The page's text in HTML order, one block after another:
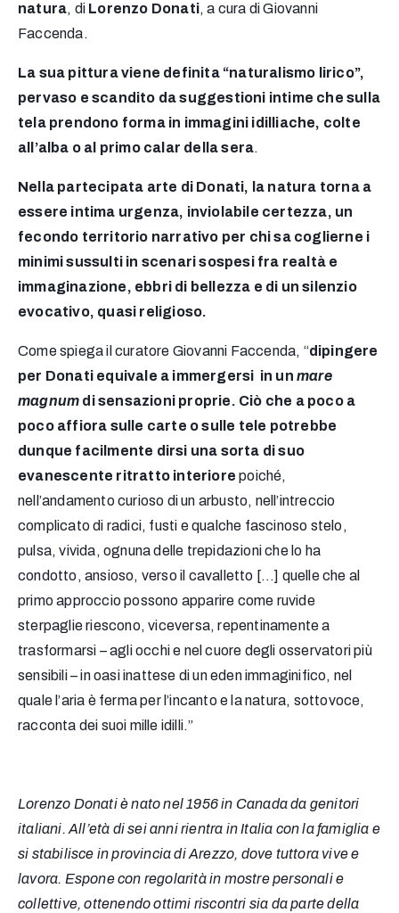
natura, di Lorenzo Donati, a cura di Giovanni
Faccenda.
La sua pittura viene definita “naturalismo lirico”,
pervaso e scandito da suggestioni intime che sulla
tela prendono forma in immagini idilliache, colte
all’alba o al primo calar della sera.
Nella partecipata arte di Donati, la natura torna a
essere intima urgenza, inviolabile certezza, un
fecondo territorio narrativo per chi sa coglierne i
minimi sussulti in scenari sospesi fra realtà e
immaginazione, ebbri di bellezza e di un silenzio
evocativo, quasi religioso.
Come spiega il curatore Giovanni Faccenda, “dipingere
per Donati equivale a immergersi in unmare
magnum di sensazioni proprie. Ciò che a poco a
poco affiora sulle carte o sulle tele potrebbe
dunque facilmente dirsi una sorta di suo
evanescente ritratto interiore poiché,
nell’andamento curioso di un arbusto, nell’intreccio
complicato di radici, fusti e qualche fascinoso stelo,
pulsa, vivida, ognuna delle trepidazioni che lo ha
condotto, ansioso, verso il cavalletto […] quelle che al
primo approccio possono apparire come ruvide
sterpaglie riescono, viceversa, repentinamente a
trasformarsi – agli occhi e nel cuore degli osservatori più
sensibili – in oasi inattese di un eden immaginifico, nel
quale l’aria è ferma per l’incanto e la natura, sottovoce,
racconta dei suoi mille idilli.”
Lorenzo Donati è nato nel 1956 in Canada da genitori
italiani. All’età di sei anni rientra in Italia con la famiglia e
si stabilisce in provincia di Arezzo, dove tuttora vive e
lavora. Espone con regolarità in mostre personali e
collettive, ottenendo ottimi riscontri sia da parte della